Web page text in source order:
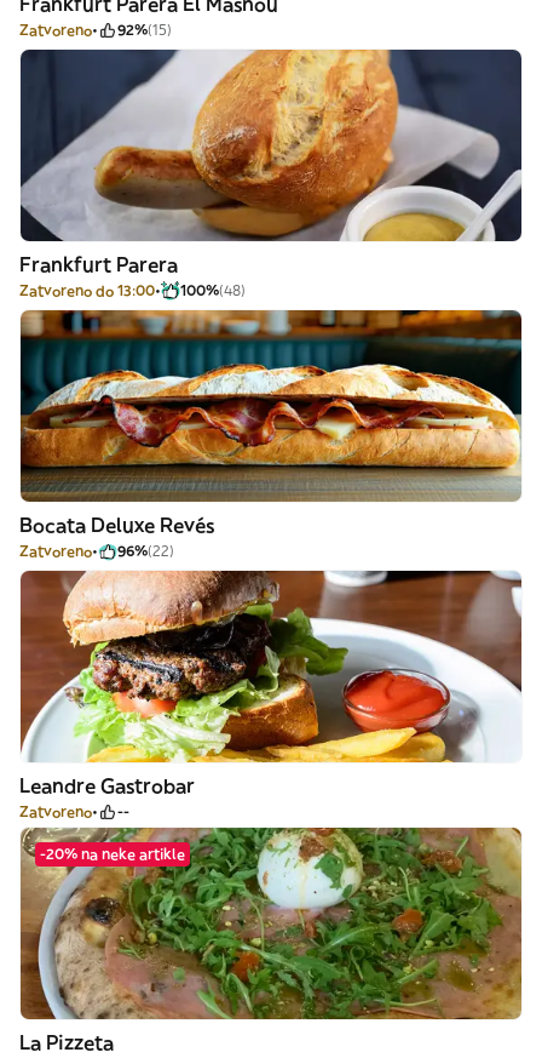
Zatvoreno 92%(15)
Frankfurt Parera
Zatvoreno do 13:00 100%(48)
Bocata Deluxe Revés
Zatvoreno 96%(22)
Leandre Gastrobar
Zatvoreno --
-20% na neke artikle
La Pizzeta